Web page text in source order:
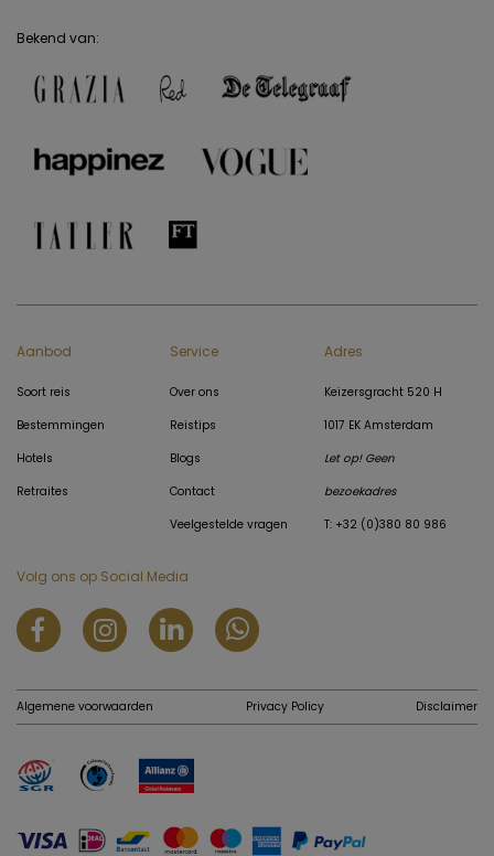
Bekend van:
Aanbod
Soort reis
Bestemmingen
Hotels
Retraites
Service
Over ons
Reistips
Blogs
Contact
Veelgestelde vragen
Adres
Keizersgracht 520 H
1017 EK Amsterdam
Let op! Geen
bezoekadres
T: +32 (0)380 80 986
Volg ons op Social Media
Algemene voorwaarden Privacy Policy Disclaimer